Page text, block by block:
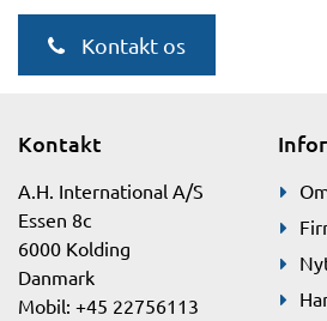
Kontakt os
Kontakt
A.H. International A/S
Essen 8c
6000 Kolding
Danmark
Mobil: +45 22756113